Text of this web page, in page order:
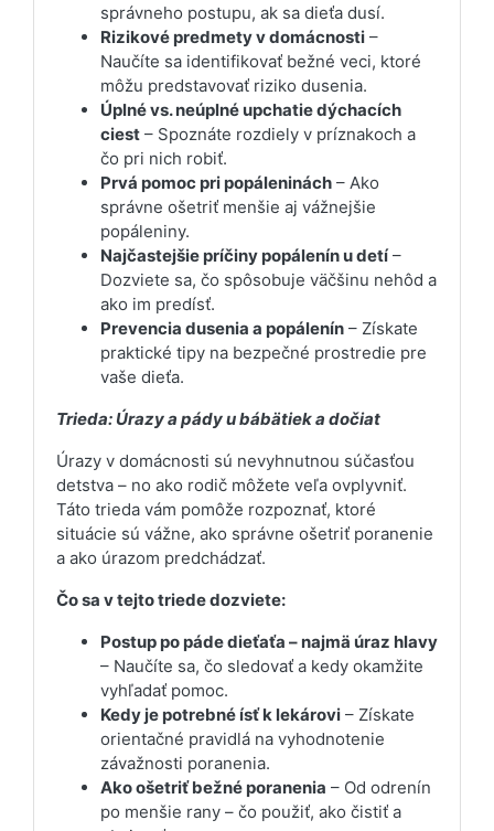
správneho postupu, ak sa dieťa dusí.
Rizikové predmety v domácnosti –
Naučíte sa identifikovať bežné veci, ktoré
môžu predstavovať riziko dusenia.
Úplné vs. neúplné upchatie dýchacích
ciest – Spoznáte rozdiely v príznakoch a
čo pri nich robiť.
Prvá pomoc pri popáleninách – Ako
správne ošetriť menšie aj vážnejšie
popáleniny.
Najčastejšie príčiny popálenín u detí–
Dozviete sa, čo spôsobuje väčšinu nehôd a
ako im predísť.
Prevencia dusenia a popálenín – Získate
praktické tipy na bezpečné prostredie pre
vaše dieťa.
Trieda: Úrazy a pády u bábätiek a dočiat
Úrazy v domácnosti sú nevyhnutnou súčasťou
detstva – no ako rodič môžete veľa ovplyvniť.
Táto trieda vám pomôže rozpoznať, ktoré
situácie sú vážne, ako správne ošetriť poranenie
a ako úrazom predchádzať.
Čo sa v tejto triede dozviete:
Postup po páde dieťaťa – najmä úraz hlavy
– Naučíte sa, čo sledovať a kedy okamžite
vyhľadať pomoc.
Kedy je potrebné ísť k lekárovi – Získate
orientačné pravidlá na vyhodnotenie
závažnosti poranenia.
Ako ošetriť bežné poranenia – Od odrenín
po menšie rany – čo použiť, ako čistiť a